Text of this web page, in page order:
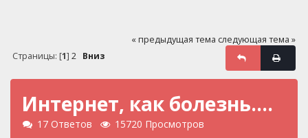
« предыдущая тема следующая тема »
Страницы: [1] 2 Вниз
Интернет, как болезнь....
17 Ответов 15720 Просмотров